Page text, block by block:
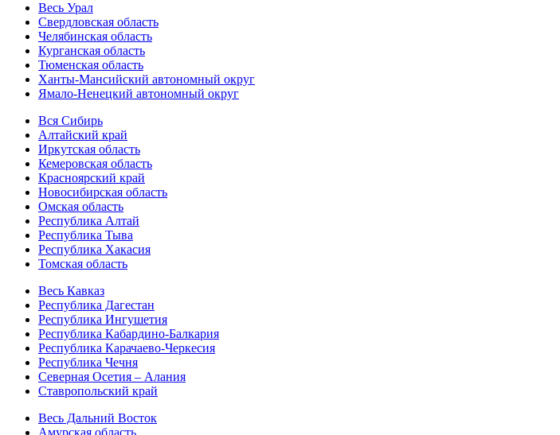
Весь Урал
Свердловская область
Челябинская область
Курганская область
Тюменская область
Ханты-Мансийский автономный округ
Ямало-Ненецкий автономный округ
Вся Сибирь
Алтайский край
Иркутская область
Кемеровская область
Красноярский край
Новосибирская область
Омская область
Республика Алтай
Республика Тыва
Республика Хакасия
Томская область
Весь Кавказ
Республика Дагестан
Республика Ингушетия
Республика Кабардино-Балкария
Республика Карачаево-Черкесия
Республика Чечня
Северная Осетия – Алания
Ставропольский край
Весь Дальний Восток
Амурская область